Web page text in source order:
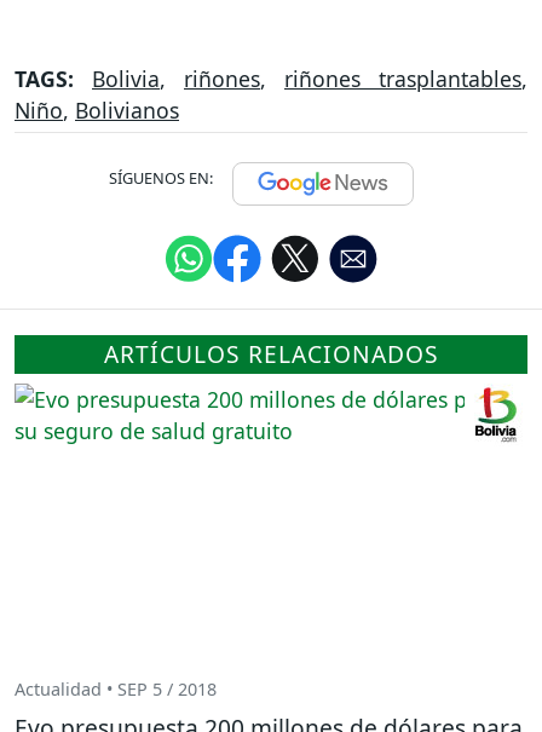
TAGS: Bolivia, riñones, riñones trasplantables,
Niño, Bolivianos
SÍGUENOS EN:
ARTÍCULOS RELACIONADOS
Actualidad • SEP 5 / 2018